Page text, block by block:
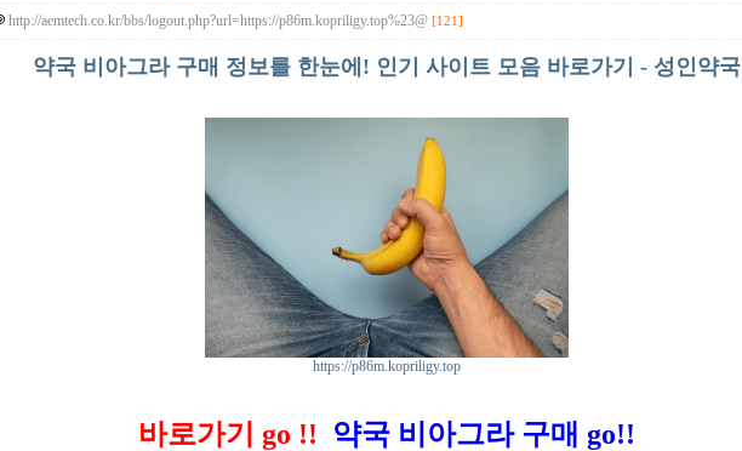
http://aemtech.co.kr/bbs/logout.php?url=https://p86m.kopriligy.top%23@ [121]
약국 비아그라 구매 정보를 한눈에! 인기 사이트 모음 바로가기 - 성인약국
https://p86m.kopriligy.top
바로가기 go !! 약국 비아그라 구매 go!!